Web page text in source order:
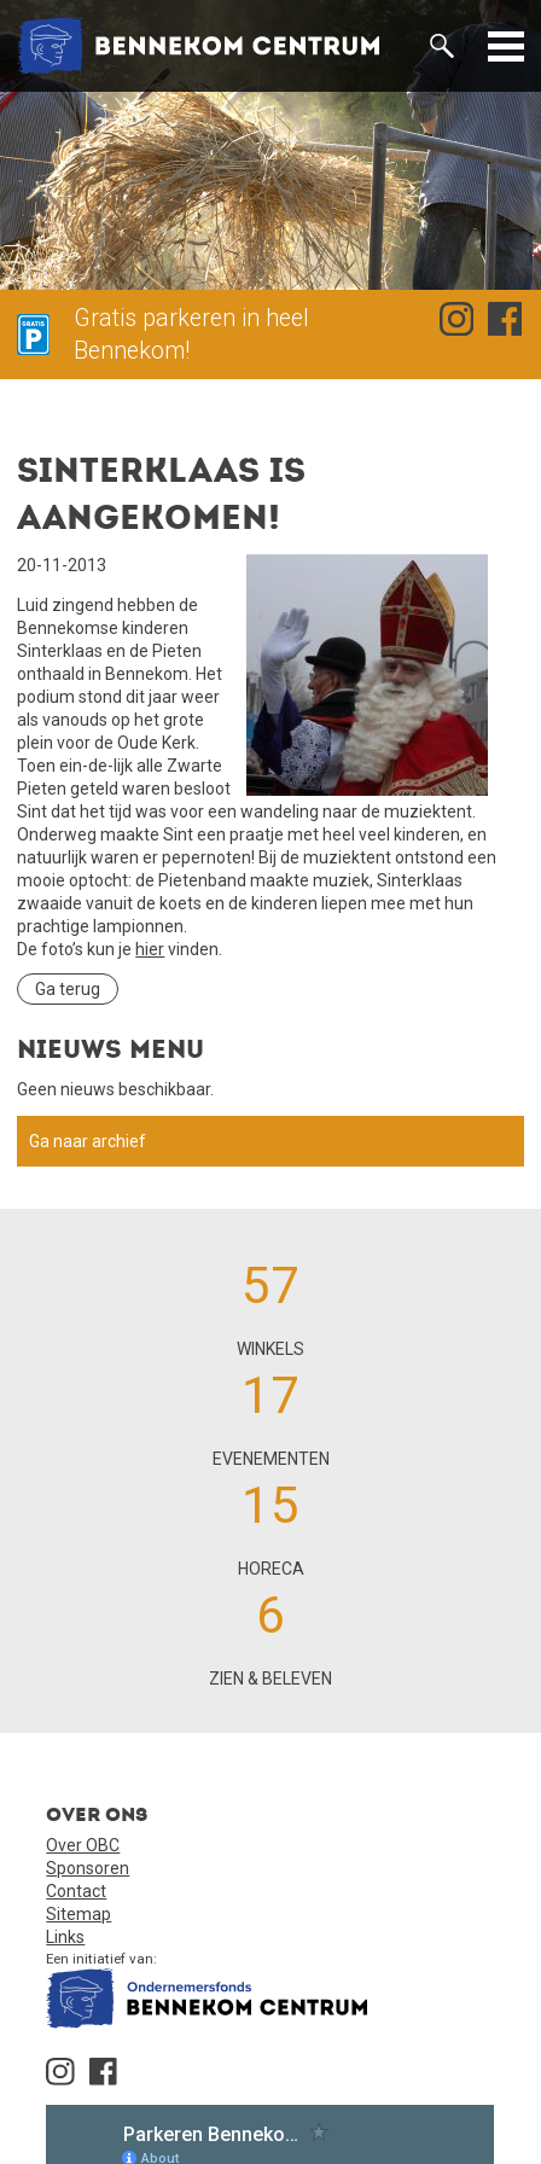
Gratis parkeren in heel
Bennekom!
Sinterklaas is
aangekomen!
20-11-2013
Luid zingend hebben de
Bennekomse kinderen
Sinterklaas en de Pieten
onthaald in Bennekom. Het
podium stond dit jaar weer
als vanouds op het grote
plein voor de Oude Kerk.
Toen ein-de-lijk alle Zwarte
Pieten geteld waren besloot
Sint dat het tijd was voor een wandeling naar de muziektent.
Onderweg maakte Sint een praatje met heel veel kinderen, en
natuurlijk waren er pepernoten! Bij de muziektent ontstond een
mooie optocht: de Pietenband maakte muziek, Sinterklaas
zwaaide vanuit de koets en de kinderen liepen mee met hun
prachtige lampionnen.
De foto’s kun je hiervinden.
Ga terug
Nieuws menu
Geen nieuws beschikbaar.
Ga naar archief
57
WINKELS
17
EVENEMENTEN
15
HORECA
6
ZIEN & BELEVEN
Over ons
Over OBC
Sponsoren
Contact
Sitemap
Links
Een initiatief van: